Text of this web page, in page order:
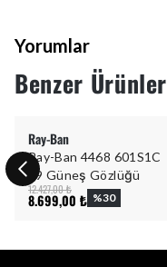
Yorumlar
Benzer Ürünler
Ray-Ban
Ray-Ban 4468 601S1C
59 Güneş Gözlüğü
12.427,00 ₺
8.699,00 ₺ %30